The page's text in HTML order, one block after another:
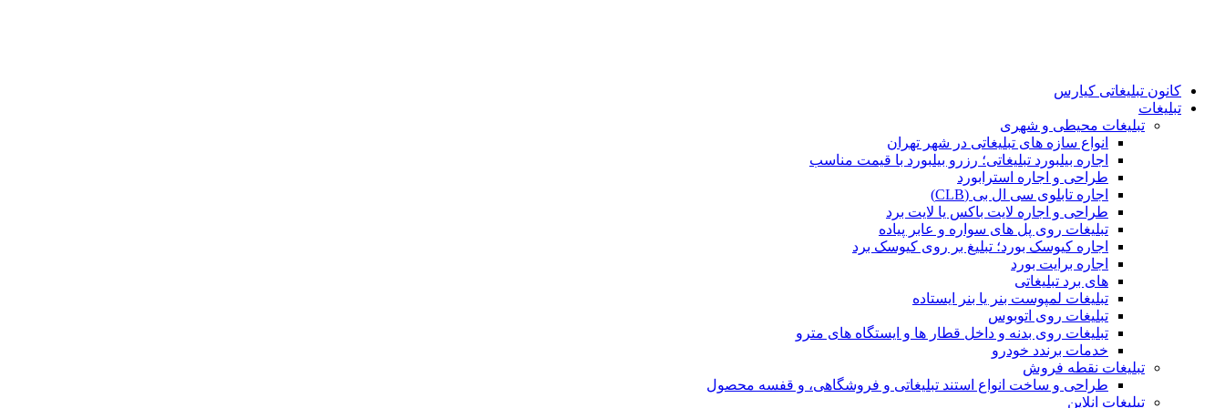
کانون تبلیغاتی کیارس
تبلیغات
تبلیغات محیطی و شهری
انواع سازه‌ های تبلیغاتی در شهر تهران
اجاره بیلبورد تبلیغاتی؛ رزرو بیلبورد با قیمت مناسب
طراحی و اجاره استرابورد
اجاره تابلوی سی ال بی (CLB)
طراحی و اجاره لایت باکس یا لایت برد
تبلیغات روی پل های سواره و عابر پیاده
اجاره کیوسک بورد؛ تبلیغ بر روی کیوسک برد
اجاره برایت بورد
های برد تبلیغاتی
تبلیغات لمپوست بنر یا بنر ایستاده
تبلیغات روی اتوبوس
تبلیغات روی بدنه و داخل قطار ها و ایستگاه های مترو
خدمات برندد خودرو
تبلیغات نقطه فروش
طراحی و ساخت انواع استند تبلیغاتی و فروشگاهی، و قفسه محصول
تبلیغات انلاین